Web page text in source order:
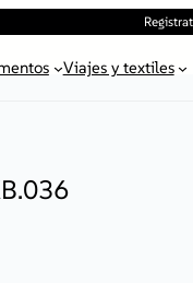
Viajes y textiles